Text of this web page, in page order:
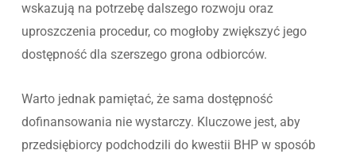
wskazują na potrzebę dalszego rozwoju oraz
uproszczenia procedur, co mogłoby zwiększyć jego
dostępność dla szerszego grona odbiorców.
Warto jednak pamiętać, że sama dostępność
dofinansowania nie wystarczy. Kluczowe jest, aby
przedsiębiorcy podchodzili do kwestii BHP w sposób